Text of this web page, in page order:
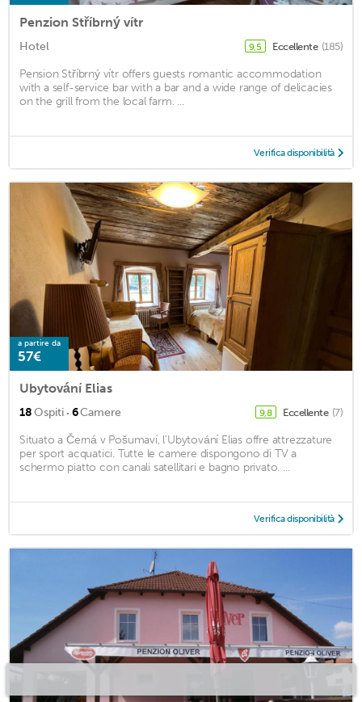
Penzion Stříbrný vítr
Hotel 9,5 Eccellente (185)
Pension Stříbrný vítr offers guests romantic accommodation
with a self-service bar with a bar and a wide range of delicacies
on the grill from the local farm. ...
Verifica disponibilità
a partire da
57€
Ubytování Elias
18Ospiti · 6Camere 9,8 Eccellente (7)
Situato a Černá v Pošumaví, l'Ubytování Elias offre attrezzature
per sport acquatici. Tutte le camere dispongono di TV a
schermo piatto con canali satellitari e bagno privato. ...
Verifica disponibilità